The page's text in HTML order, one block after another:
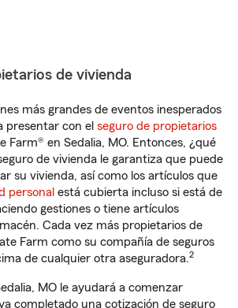
de vivienda
más grandes de eventos inesperados
presentar con el seguro de propietarios
Farm® en Sedalia, MO. Entonces, ¿qué
de vivienda le garantiza que puede
su vivienda, así como los artículos que
personal está cubierta incluso si está de
gestiones o tiene artículos
Cada vez más propietarios de
Farm como su compañía de seguros
de cualquier otra aseguradora.2
MO le ayudará a comenzar
completado una cotización de seguro